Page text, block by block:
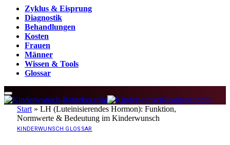
Zyklus & Eisprung
Diagnostik
Behandlungen
Kosten
Frauen
Männer
Wissen & Tools
Glossar
Start » LH (Luteinisierendes Hormon): Funktion,
Normwerte & Bedeutung im Kinderwunsch
KINDERWUNSCH GLOSSAR